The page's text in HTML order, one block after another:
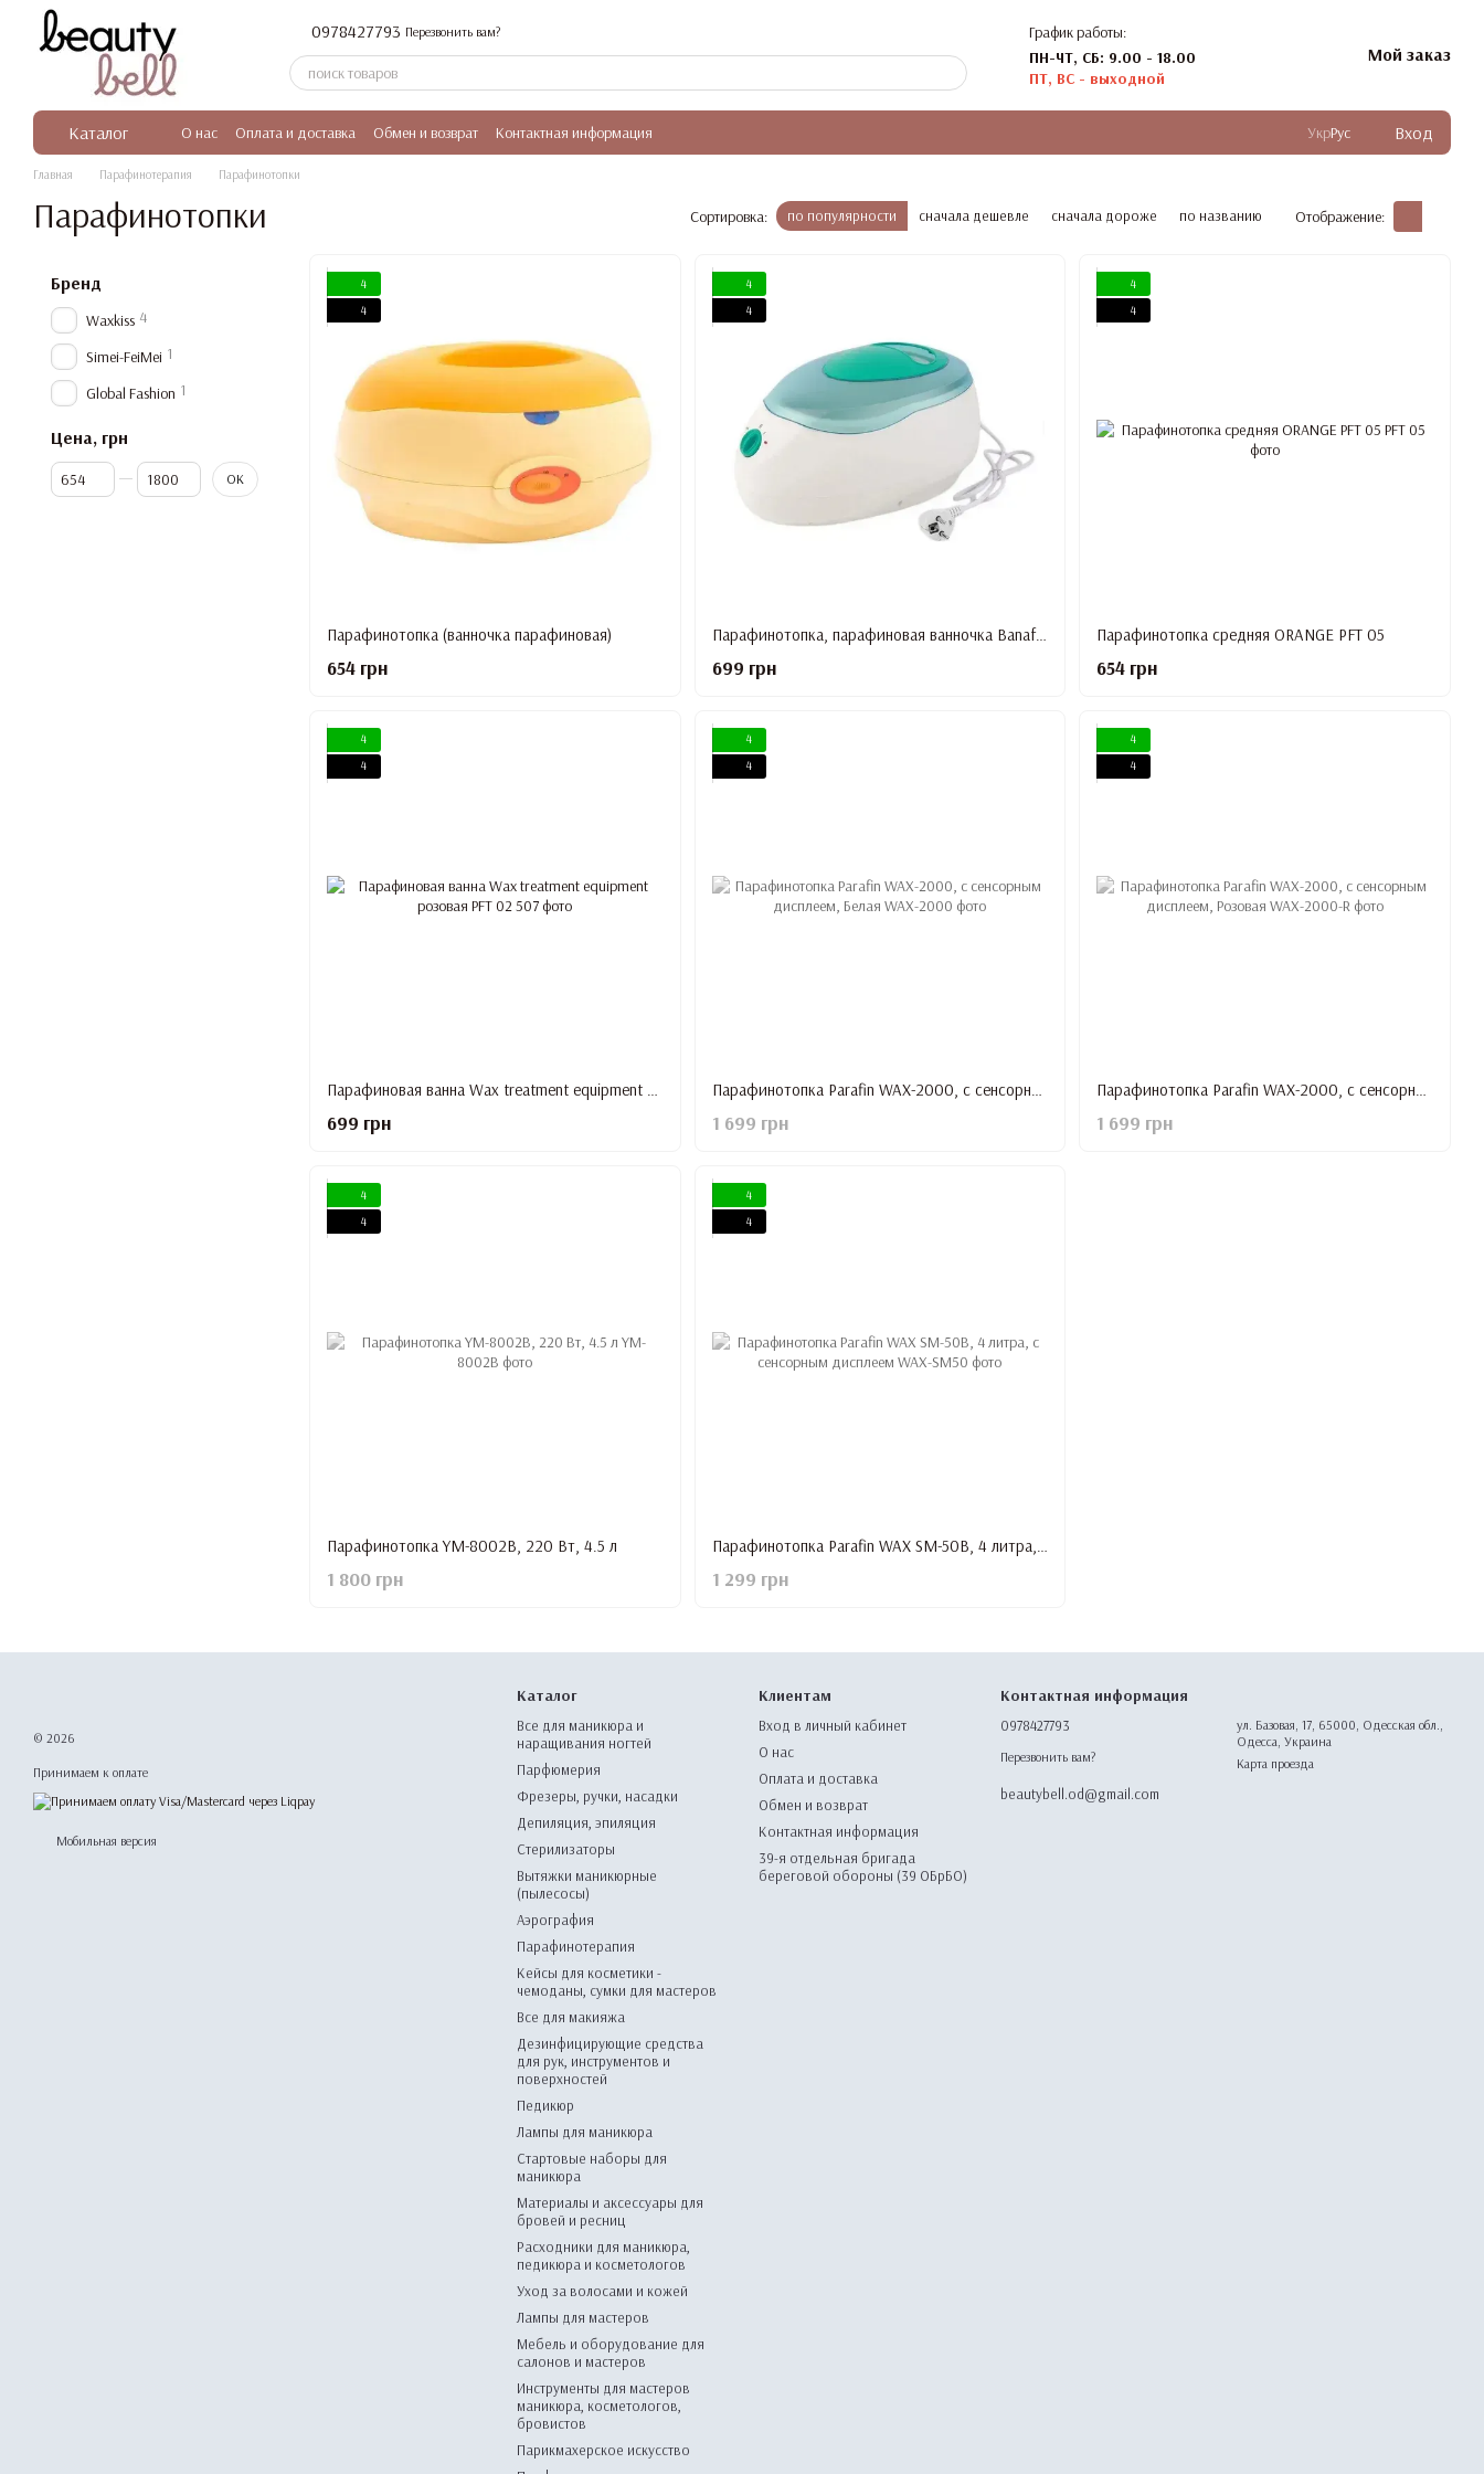
Перейти к основному контенту
0978427793 Перезвонить вам?
График работы:
ПН-ЧТ, СБ: 9.00 - 18.00
ПТ, ВС - выходной
Мой заказ
Каталог О нас Оплата и доставка Обмен и возврат Контактная информация УкрРус Вход
Главная Парафинотерапия Парафинотопки
Парафинотопки Сортировка: по популярности сначала дешевле сначала дороже по названию Отображение:
4
4
Парафинотопка (ванночка парафиновая)
654 грн
4
4
Парафинотопка, парафиновая ванночка Вanafen 2,5 литра
699 грн
4
4
Парафинотопка средняя ORANGE PFT 05
654 грн
4
4
Парафиновая ванна Wax treatment equipment розовая
699 грн
4
4
Парафинотопка Parafin WAX-2000, с сенсорным дисплеем, Белая
1 699 грн
4
4
Парафинотопка Parafin WAX-2000, с сенсорным дисплеем, Розовая
1 699 грн
4
4
Парафинотопка YM-8002B, 220 Вт, 4.5 л
1 800 грн
4
4
Парафинотопка Parafin WAX SM-50B, 4 литра, с сенсорным дисплеем
1 299 грн
Бренд
Waxkiss 4
Simei-FeiMei 1
Global Fashion 1
Цена, грн
От Цена, грн
До Цена, грн OK
© 2026
Принимаем к оплате
Мобильная версия
Каталог
Все для маникюра и
наращивания ногтей
Парфюмерия
Фрезеры, ручки, насадки
Депиляция, эпиляция
Стерилизаторы
Вытяжки маникюрные
(пылесосы)
Аэрография
Парафинотерапия
Кейсы для косметики -
чемоданы, сумки для мастеров
Все для макияжа
Дезинфицирующие средства
для рук, инструментов и
поверхностей
Педикюр
Лампы для маникюра
Стартовые наборы для
маникюра
Материалы и аксессуары для
бровей и ресниц
Расходники для маникюра,
педикюра и косметологов
Уход за волосами и кожей
Лампы для мастеров
Мебель и оборудование для
салонов и мастеров
Инструменты для мастеров
маникюра, косметологов,
бровистов
Парикмахерское искусство
Клиентам
Вход в личный кабинет
О нас
Оплата и доставка
Обмен и возврат
Контактная информация
39-я отдельная бригада
береговой обороны (39 ОБрБО)
Контактная информация
0978427793
Перезвонить вам?
beautybell.od@gmail.com
ул. Базовая, 17, 65000, Одесская обл.,
Одесса, Украина
Карта проезда